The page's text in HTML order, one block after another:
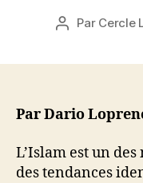
Auteur
Par Cercle
Par Dario
L’Islam est un
des tendances